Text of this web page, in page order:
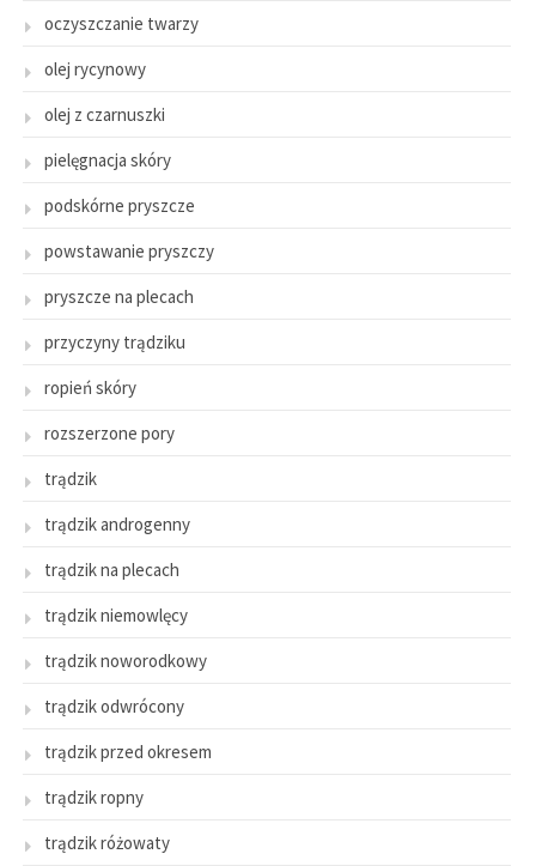
oczyszczanie twarzy
olej rycynowy
olej z czarnuszki
pielęgnacja skóry
podskórne pryszcze
powstawanie pryszczy
pryszcze na plecach
przyczyny trądziku
ropień skóry
rozszerzone pory
trądzik
trądzik androgenny
trądzik na plecach
trądzik niemowlęcy
trądzik noworodkowy
trądzik odwrócony
trądzik przed okresem
trądzik ropny
trądzik różowaty